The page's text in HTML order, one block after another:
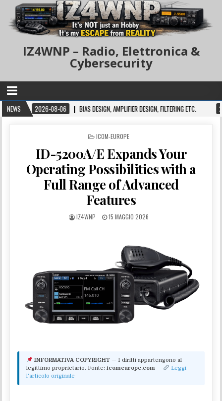
IZ4WNP – Radio, Elettronica &
Cybersecurity
NEWS
2026-08-06 BIAS DESIGN, AMPLIFIER DESIGN, FILTERING ETC. 2026-08-
POSTED IN
ICOM-EUROPE
ID-5200A/E Expands Your
Operating Possibilities with a
Full Range of Advanced
Features
IZ4WNP 15 MAGGIO 2026
INFORMATIVA COPYRIGHT — I diritti appartengono al
legittimo proprietario. Fonte:icomeurope.com —
Leggi
l'articolo originale